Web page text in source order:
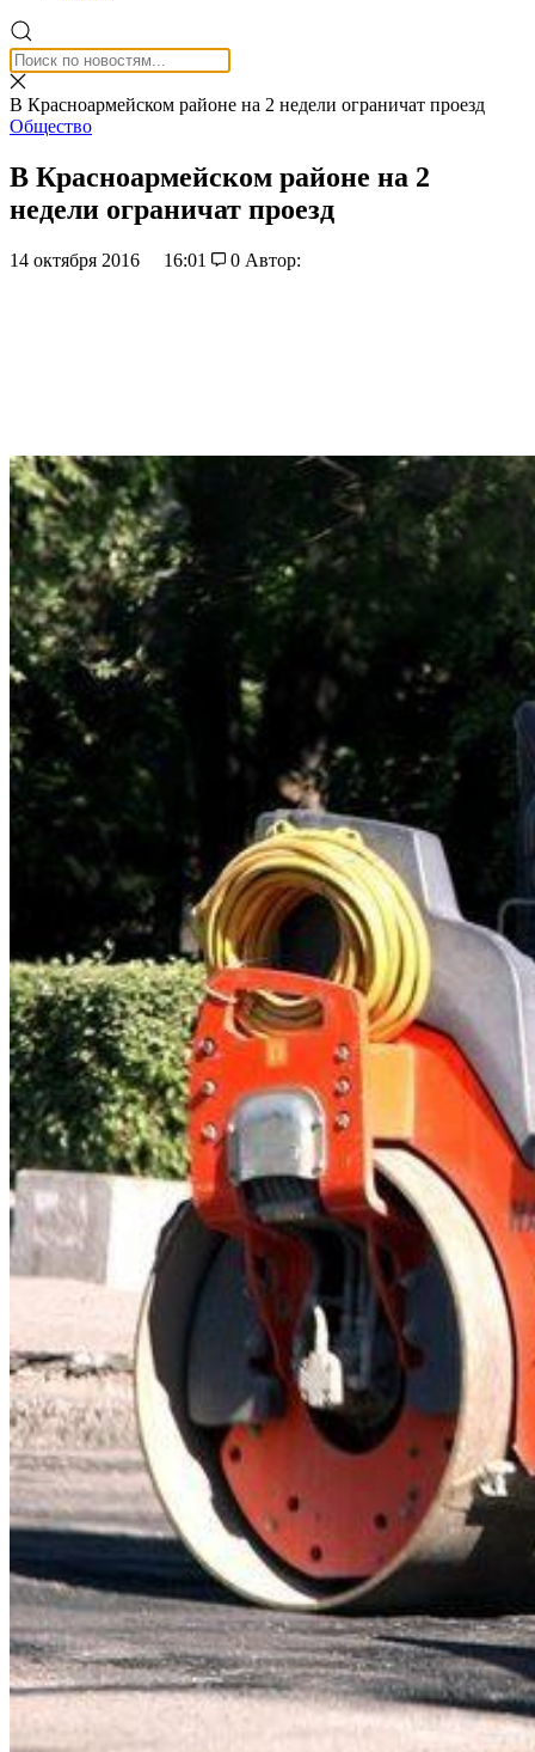
В Красноармейском районе на 2 недели ограничат проезд
Общество
В Красноармейском районе на 2
недели ограничат проезд
14 октября 2016 16:01 0 Автор: